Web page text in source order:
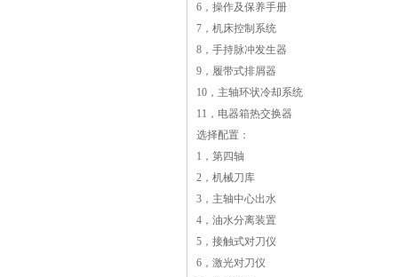
6，操作及保养手册
7，机床控制系统
8，手持脉冲发生器
9，履带式排屑器
10，主轴环状冷却系统
11，电器箱热交换器
选择配置：
1，第四轴
2，机械刀库
3，主轴中心出水
4，油水分离装置
5，接触式对刀仪
6，激光对刀仪